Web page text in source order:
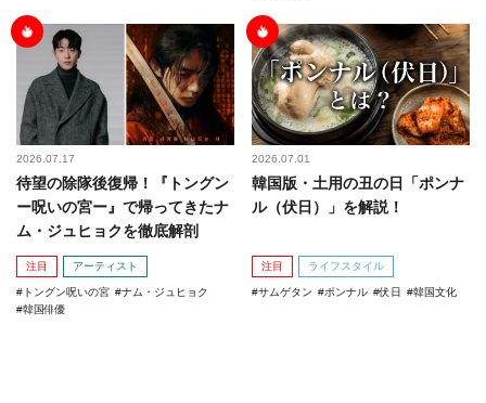
2026.07.17
待望の除隊後復帰！『トングン
ー呪いの宮ー』で帰ってきたナ
ム・ジュヒョクを徹底解剖
注目 アーティスト
トングン呪いの宮
ナム・ジュヒョク
韓国俳優
2026.07.01
韓国版・土用の丑の日「ポンナ
ル（伏日）」を解説！
注目 ライフスタイル
サムゲタン ポンナル 伏日 韓国文化